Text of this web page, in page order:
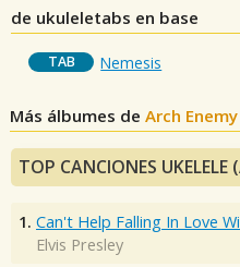
de ukuleletabs en base
TAB Nemesis
Más álbumes deArch Enemy
TOP CANCIONES UKELELE
1. Can't Help Falling In Love
Elvis Presley